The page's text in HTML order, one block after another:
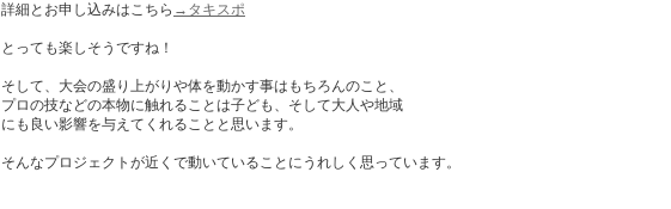
詳細とお申し込みはこちら →タキスポ
とっても楽しそうですね！
そして、大会の盛り上がりや体を動かす事はもちろんのこと、
プロの技などの本物に触れることは子ども、そして大人や地域
にも良い影響を与えてくれることと思います。
そんなプロジェクトが近くで動いていることにうれしく思っています。